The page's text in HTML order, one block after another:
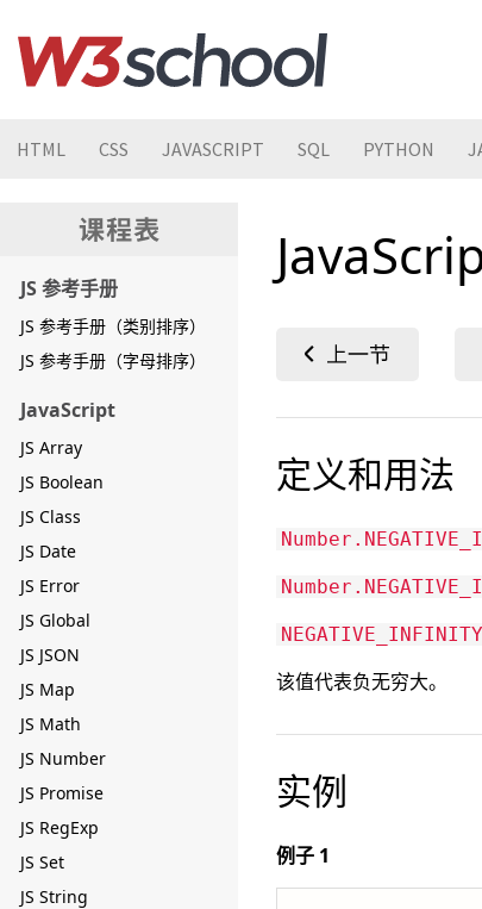
HTML CSS JAVASCRIPT SQL PYTHON
JS 参考手册
JS 参考手册（类别排序）
JS 参考手册（字母排序）
JavaScript
JS Array
JS Boolean
JS Class
JS Date
JS Error
JS Global
JS JSON
JS Map
JS Math
JS Number
JS Promise
JS RegExp
JS Set
JS String
定义和用法
NEGATIVE_INFINITY
该值代表负无穷大。
实例
例子 1